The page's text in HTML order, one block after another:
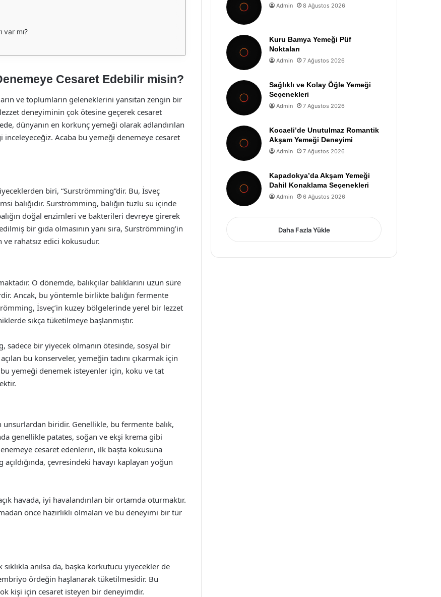
var mı?
Cesaret Edebilir misin?
ve toplumların geleneklerini yansıtan zengin bir
deneyiminin çok ötesine geçerek cesaret
dünyanın en korkunç yemeği olarak adlandırılan
Acaba bu yemeği denemeye cesaret
biri, “Surströmming”dir. Bu, İsveç
balığıdır. Surströmming, balığın tuzlu su içinde
doğal enzimleri ve bakterileri devreye girerek
bir gıda olmasının yanı sıra, Surströmming’in
ve rahatsız edici kokusudur.
O dönemde, balıkçılar balıklarını uzun süre
Ancak, bu yöntemle birlikte balığın fermente
İsveç’in kuzey bölgelerinde yerel bir lezzet
sıkça tüketilmeye başlanmıştır.
bir yiyecek olmanın ötesinde, sosyal bir
bu konserveler, yemeğin tadını çıkarmak için
yemeği denemek isteyenler için, koku ve tat
biridir. Genellikle, bu fermente balık,
genellikle patates, soğan ve ekşi krema gibi
cesaret edenlerin, ilk başta kokusuna
çevresindeki havayı kaplayan yoğun
havada, iyi havalandırılan bir ortamda oturmaktır.
önce hazırlıklı olmaları ve bu deneyimi bir tür
anılsa da, başka korkutucu yiyecekler de
ördeğin haşlanarak tüketilmesidir. Bu
kişi için cesaret isteyen bir deneyimdir.
Admin 8 Ağustos 2026
Kuru Bamya Yemeği Püf
Noktaları
Admin 7 Ağustos 2026
Sağlıklı ve Kolay Öğle Yemeği
Seçenekleri
Admin 7 Ağustos 2026
Kocaeli’de Unutulmaz Romantik
Akşam Yemeği Deneyimi
Admin 7 Ağustos 2026
Kapadokya’da Akşam Yemeği
Dahil Konaklama Seçenekleri
Admin 6 Ağustos 2026
Daha Fazla Yükle